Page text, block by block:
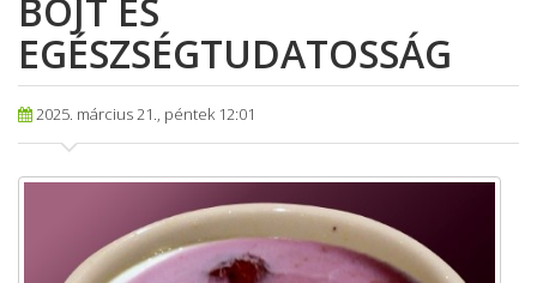
BÖJT ÉS
EGÉSZSÉGTUDATOSSÁG
2025. március 21., péntek 12:01